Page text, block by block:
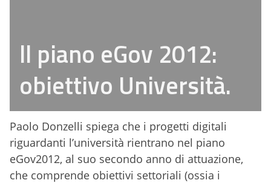
ll piano eGov 2012:
obiettivo Università.
Paolo Donzelli spiega che i progetti digitali
riguardanti l’università rientrano nel piano
eGov2012, al suo secondo anno di attuazione,
che comprende obiettivi settoriali (ossia i